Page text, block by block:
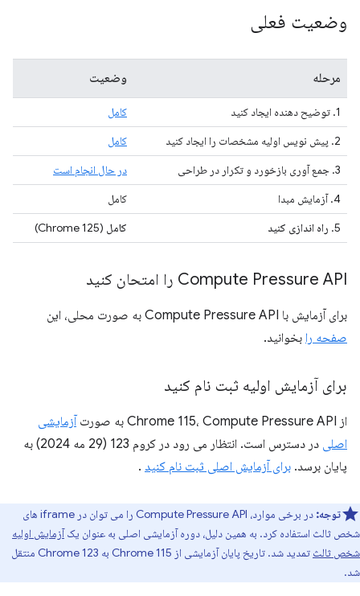
وضعیت فعلی
مرحله وضعیت
1. توضیح دهنده ایجاد کنید
کامل
2. پیش نویس اولیه مشخصات را ایجاد کنید
کامل
3. جمع آوری بازخورد و تکرار در طراحی
در حال انجام است
4. آزمایش مبدا
کامل
5. راه اندازی کنید کامل (Chrome 125)
Compute Pressure API را امتحان کنید
برای آزمایش با Compute Pressure API به صورت محلی، این
صفحه را بخوانید.
برای آزمایش اولیه ثبت نام کنید
از Chrome 115، Compute Pressure API به صورت
آزمایشی
اصلی
در دسترس است. انتظار می رود در کروم 123 (29 مه 2024) به
پایان برسد. برای آزمایش اصلی ثبت نام کنید .
توجه:
در برخی موارد، Compute Pressure API را می توان در iframe های
شخص ثالث استفاده کرد. به همین دلیل، دوره آزمایشی اصلی به عنوان یکآزمایش اولیه
شخص ثالث
تمدید شد. تاریخ پایان آزمایشی از Chrome 115 به Chrome 123 منتقل
شد.